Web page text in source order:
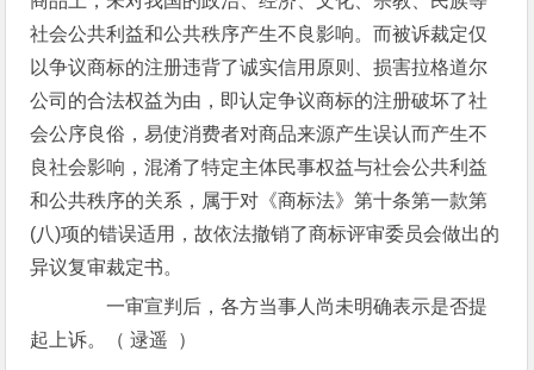
社会公共利益和公共秩序产生不良影响。而被诉裁定仅
以争议商标的注册违背了诚实信用原则、损害拉格道尔
公司的合法权益为由，即认定争议商标的注册破坏了社
会公序良俗，易使消费者对商品来源产生误认而产生不
良社会影响，混淆了特定主体民事权益与社会公共利益
和公共秩序的关系，属于对《商标法》第十条第一款第
(八)项的错误适用，故依法撤销了商标评审委员会做出的
异议复审裁定书。
一审宣判后，各方当事人尚未明确表示是否提
起上诉。（ 逯遥 ）